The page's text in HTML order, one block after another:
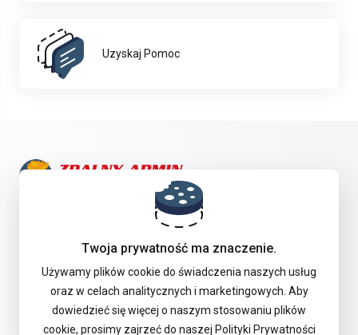
Uzyskaj Pomoc
Oferta
Pomoc Techniczna
Twoja prywatność ma znaczenie.
Używamy plików cookie do świadczenia naszych usług
oraz w celach analitycznych i marketingowych. Aby
dowiedzieć się więcej o naszym stosowaniu plików
cookie, prosimy zajrzeć do naszej Polityki Prywatności